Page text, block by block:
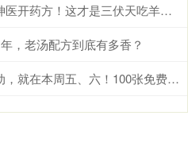
金牛在线 伏羊一碗汤，不用神医开药方！这才是三伏天吃羊肉的真相
，老汤配方到底有多香？
一点金 畅玩两个基地三场活动，就在本周五、六！100张免费门票等你领→